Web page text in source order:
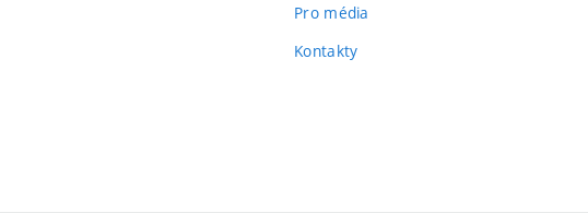
Pro média
Kontakty